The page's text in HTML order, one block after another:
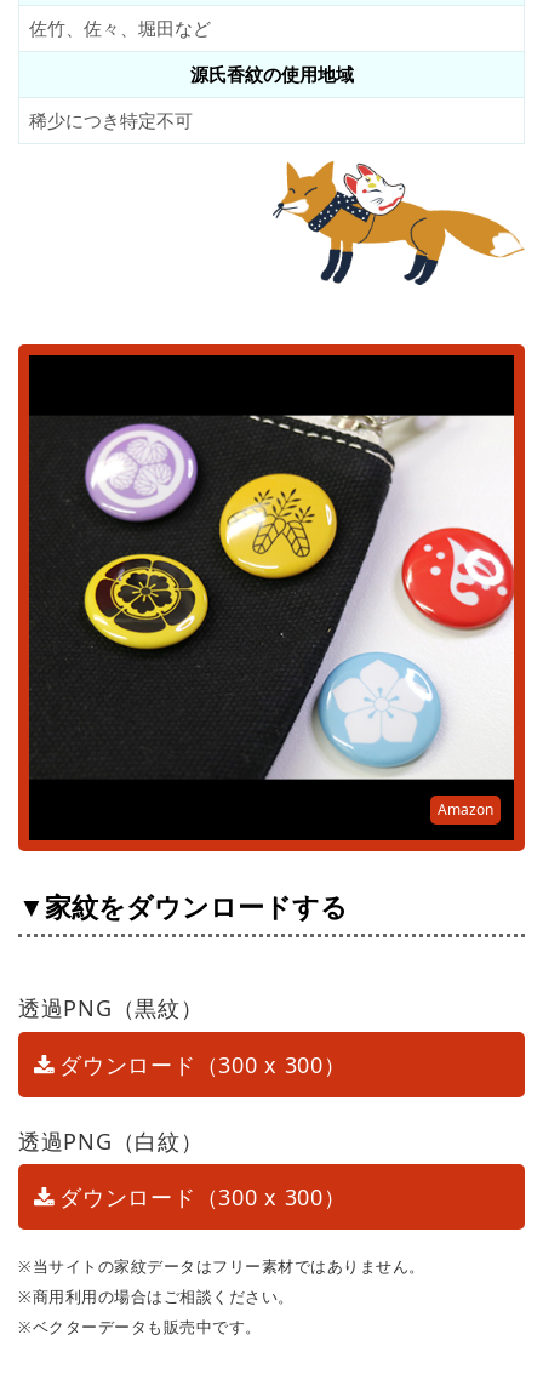
佐竹、佐々、堀田など
源氏香紋の使用地域
稀少につき特定不可
Amazon
▼家紋をダウンロードする
透過PNG（黒紋）
ダウンロード（300 x 300）
透過PNG（白紋）
ダウンロード（300 x 300）
※当サイトの家紋データはフリー素材ではありません。
※商用利用の場合はご相談ください。
※ベクターデータも販売中です。